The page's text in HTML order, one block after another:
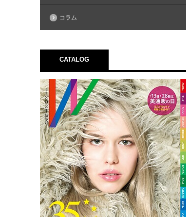
コラム
CATALOG